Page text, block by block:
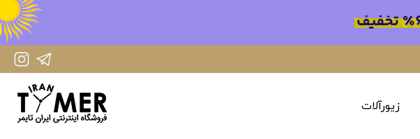
IranTimer Instagram Page
زیورآلات